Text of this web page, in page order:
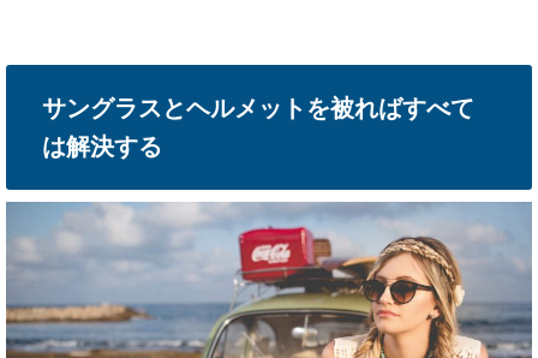
サングラスとヘルメットを被ればすべて
は解決する